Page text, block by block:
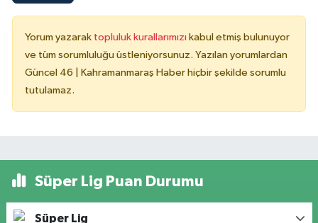
Yorum yazarak topluluk kurallarımızı kabul etmiş bulunuyor
ve tüm sorumluluğu üstleniyorsunuz. Yazılan yorumlardan
Güncel 46 | Kahramanmaraş Haber hiçbir şekilde sorumlu
tutulamaz.
Süper Lig Puan Durumu
Süper Lig